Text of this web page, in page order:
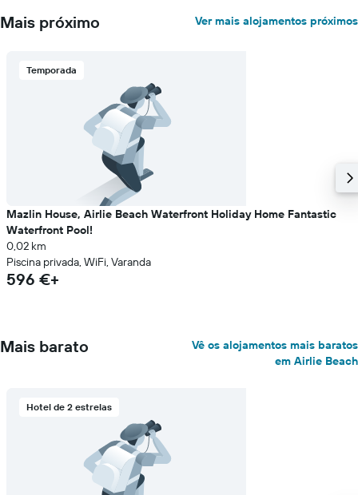
Mais próximo Ver mais alojamentos próximos
Temporada
Mazlin House, Airlie Beach Waterfront Holiday Home Fantastic
Waterfront Pool!
0,02 km
Piscina privada, WiFi, Varanda
596 €+
Mais barato
Vê os alojamentos mais baratos
em Airlie Beach
Hotel de 2 estrelas